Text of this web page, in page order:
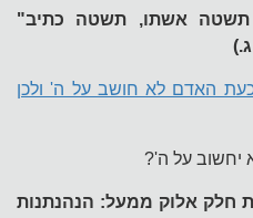
אשתו, תשטה כתיב"
האדם לא חושב על ה' ולכן
יחשוב על ה'?
חלק אלוק ממעל: הנהנתנות